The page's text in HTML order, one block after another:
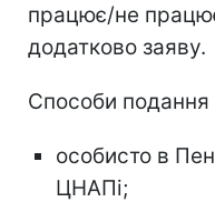
працює/не
додатково заяву.
Способи подання
особисто в
ЦНАПі;